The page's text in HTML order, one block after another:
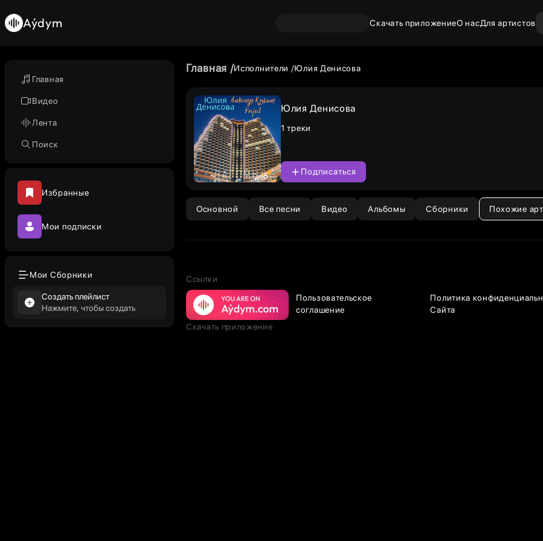
Главная
Видео
Лента
Поиск
Избранные
Мои подписки
Мои Сборники
Создать плейлист
Нажмите, чтобы создать
Aýdym Скачать приложениеО насДля артистов
Главная Исполнители Юлия Денисова
Юлия Денисова
1 треки
Подписаться
Основной Все песни Видео Альбомы Сборники Похожие
Ссылки
Пользовательское
соглашение
Политика
Сайта
Скачать приложение